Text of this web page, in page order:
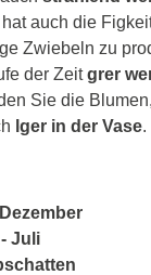
auch die
Zwiebeln zu
der Zeitgrer
Sie die
lger in der Vase.
Juli